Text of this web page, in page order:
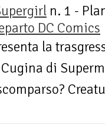
n. 1 -
DC Comics
la
di